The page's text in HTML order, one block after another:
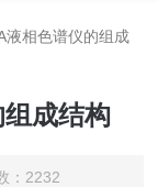
液相色谱仪的组成
成结构
：2232